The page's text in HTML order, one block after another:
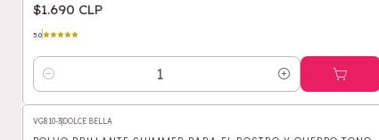
$1.690 CLP
5.0
Cantidad
VG810-3 DOLCE BELLA